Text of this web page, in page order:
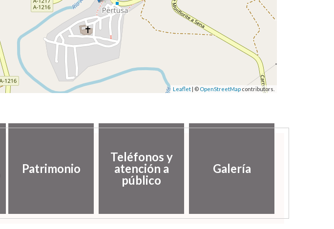
Leaflet | © OpenStreetMap contributors.
Patrimonio
Teléfonos y
atención a
público
Galería